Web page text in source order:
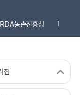
RDA농촌진흥청
집